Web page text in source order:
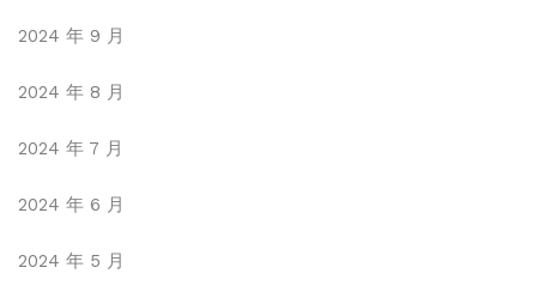
2024 年 9 月
2024 年 8 月
2024 年 7 月
2024 年 6 月
2024 年 5 月